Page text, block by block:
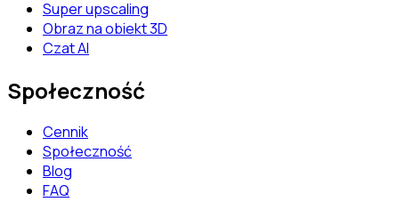
Super upscaling
Obraz na obiekt 3D
Czat AI
Społeczność
Cennik
Społeczność
Blog
FAQ